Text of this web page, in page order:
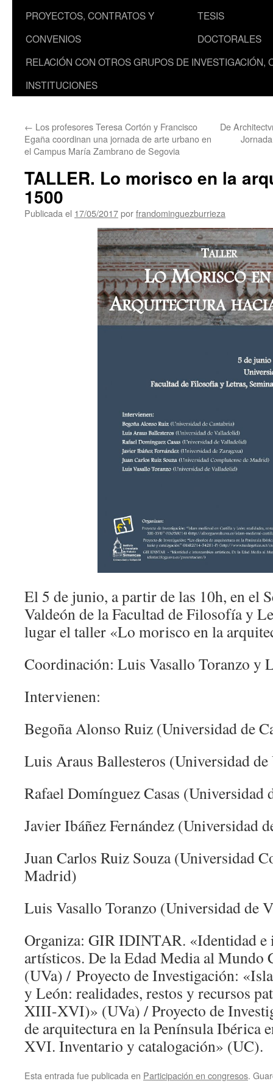
PROYECTOS, CONTRATOS Y
CONVENIOS
TESIS
DOCTORALES
RELACIÓN CON OTROS GRUPOS DE INVESTIGACIÓN,
INSTITUCIONES
← Los profesores Teresa Cortón y Francisco
Egaña coordinan una jornada de arte urbano en
el Campus María Zambrano de Segovia
De
TALLER. Lo morisco en la
1500
Publicada el 17/05/2017porfrandominguezburrieza
El 5 de junio, a partir de las 10h, en el
Valdeón de la Facultad de Filosofía y
lugar el taller «Lo morisco en la
Coordinación: Luis Vasallo Toranzo y
Intervienen:
Begoña Alonso Ruiz (Universidad de
Luis Araus Ballesteros (Universidad
Rafael Domínguez Casas (Universidad
Javier Ibáñez Fernández (Universidad
Juan Carlos Ruiz Souza (Universidad
Madrid)
Luis Vasallo Toranzo (Universidad de
Organiza: GIR IDINTAR. «Identidad e
artísticos. De la Edad Media al Mundo
(UVa) / Proyecto de Investigación:
y León: realidades, restos y recursos
XIII-XVI)» (UVa) / Proyecto de
de arquitectura en la Península Ibérica
XVI. Inventario y catalogación» (UC).
Esta entrada fue publicada en Participación en congresos.